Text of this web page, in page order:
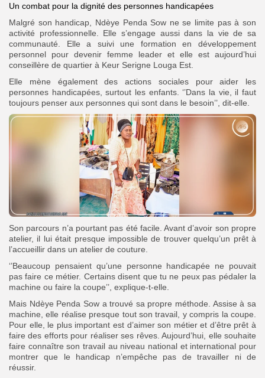
Un combat pour la dignité des personnes handicapées
Malgré son handicap, Ndèye Penda Sow ne se limite pas à son
activité professionnelle. Elle s’engage aussi dans la vie de sa
communauté. Elle a suivi une formation en développement
personnel pour devenir femme leader et elle est aujourd’hui
conseillère de quartier à Keur Serigne Louga Est.
Elle mène également des actions sociales pour aider les
personnes handicapées, surtout les enfants. ‘’Dans la vie, il faut
toujours penser aux personnes qui sont dans le besoin’’, dit-elle.
Son parcours n’a pourtant pas été facile. Avant d’avoir son propre
atelier, il lui était presque impossible de trouver quelqu’un prêt à
l’accueillir dans un atelier de couture.
‘’Beaucoup pensaient qu’une personne handicapée ne pouvait
pas faire ce métier. Certains disent que tu ne peux pas pédaler la
machine ou faire la coupe’’, explique-t-elle.
Mais Ndèye Penda Sow a trouvé sa propre méthode. Assise à sa
machine, elle réalise presque tout son travail, y compris la coupe.
Pour elle, le plus important est d’aimer son métier et d’être prêt à
faire des efforts pour réaliser ses rêves. Aujourd’hui, elle souhaite
faire connaître son travail au niveau national et international pour
montrer que le handicap n’empêche pas de travailler ni de
réussir.